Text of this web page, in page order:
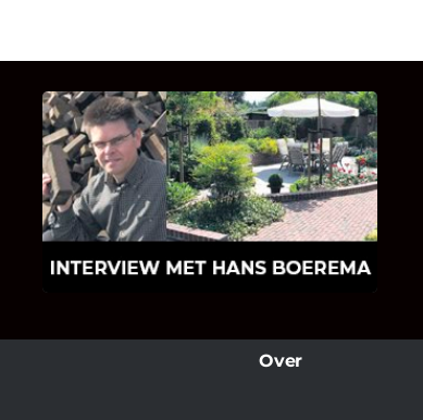
INTERVIEW MET HANS
BOEREMA
Hoe Bricks and Stones ontstaan is en
wat Hans Boerema motiveert in de
wereld van klinkers en tegels!
Over